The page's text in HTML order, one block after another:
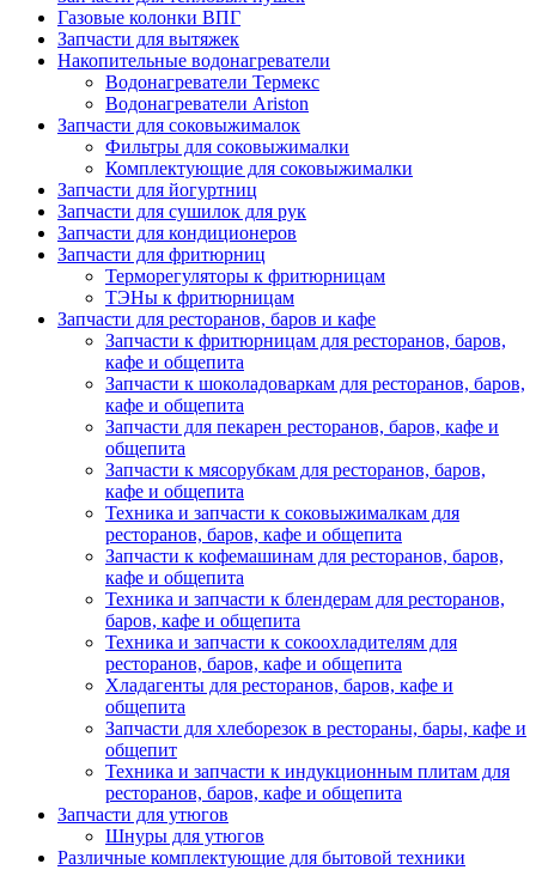
Газовые колонки ВПГ
Запчасти для вытяжек
Накопительные водонагреватели
Водонагреватели Термекс
Водонагреватели Ariston
Запчасти для соковыжималок
Фильтры для соковыжималки
Комплектующие для соковыжималки
Запчасти для йогуртниц
Запчасти для сушилок для рук
Запчасти для кондиционеров
Запчасти для фритюрниц
Терморегуляторы к фритюрницам
ТЭНы к фритюрницам
Запчасти для ресторанов, баров и кафе
Запчасти к фритюрницам для ресторанов, баров,
кафе и общепита
Запчасти к шоколадоваркам для ресторанов, баров,
кафе и общепита
Запчасти для пекарен ресторанов, баров, кафе и
общепита
Запчасти к мясорубкам для ресторанов, баров,
кафе и общепита
Техника и запчасти к соковыжималкам для
ресторанов, баров, кафе и общепита
Запчасти к кофемашинам для ресторанов, баров,
кафе и общепита
Техника и запчасти к блендерам для ресторанов,
баров, кафе и общепита
Техника и запчасти к сокоохладителям для
ресторанов, баров, кафе и общепита
Хладагенты для ресторанов, баров, кафе и
общепита
Запчасти для хлеборезок в рестораны, бары, кафе и
общепит
Техника и запчасти к индукционным плитам для
ресторанов, баров, кафе и общепита
Запчасти для утюгов
Шнуры для утюгов
Различные комплектующие для бытовой техники